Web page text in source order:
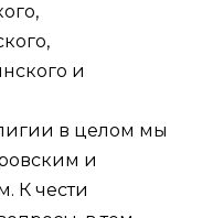
и
в целом мы
и
К чести